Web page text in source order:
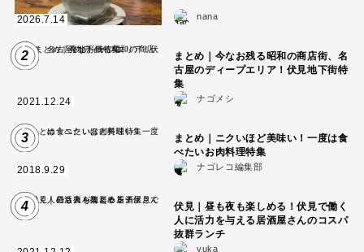
2026.7.14 nana
2
2021.12.24
まとめ｜今なお残る昭和の商店街、名
古屋のディープエリア！伏見地下街特
集
ナゴメシ
3
2018.9.29
まとめ｜ニクいほど美味い！一度は食
べたいお肉料理特集
ナゴレコ編集部
4
伏見｜昼も夜も楽しめる！伏見で働く
人に活力を与える居酒屋さんのコスパ
抜群ランチ
yuka